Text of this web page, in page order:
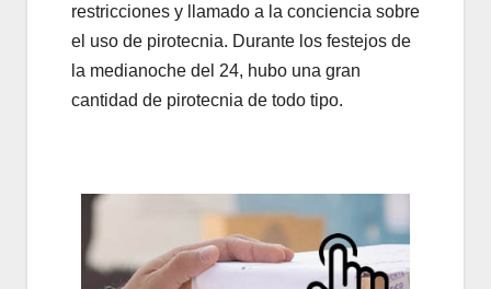
restricciones y llamado a la conciencia sobre
el uso de pirotecnia. Durante los festejos de
la medianoche del 24, hubo una gran
cantidad de pirotecnia de todo tipo.